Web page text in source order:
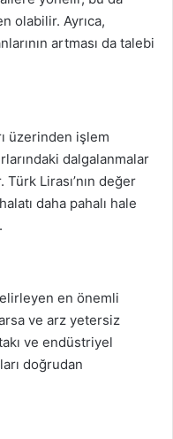
olabilir. Ayrıca,
artması da talebi
üzerinden işlem
dalgalanmalar
Lirası’nın değer
daha pahalı hale
en önemli
ve arz yetersiz
ve endüstriyel
doğrudan